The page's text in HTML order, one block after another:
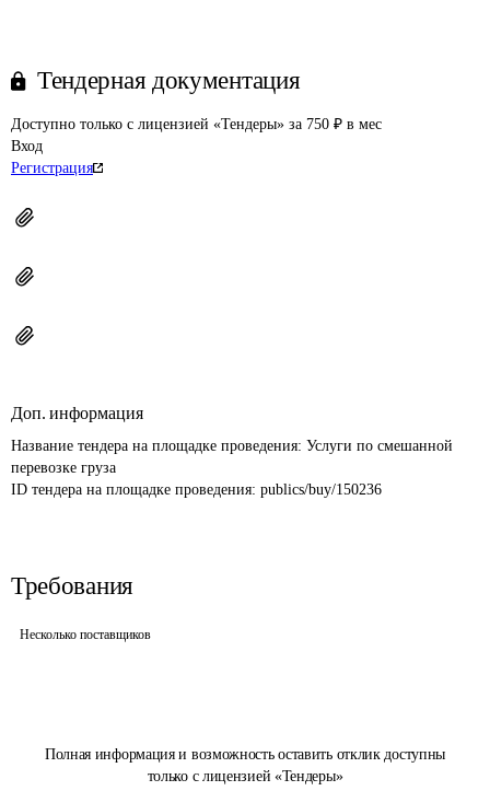
Полная информация и возможность оставить отклик доступны
только с лицензией «Тендеры»
Тендерная документация
Доступно только с лицензией «Тендеры» за 750 ₽ в мес
Вход
Регистрация
Доп. информация
Название тендера на площадке проведения: Услуги по смешанной
перевозке груза
ID тендера на площадке проведения: publics/buy/150236
Требования
Несколько поставщиков